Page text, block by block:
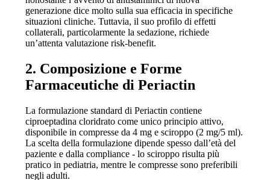
generazione dice molto sulla sua efficacia in specifiche
situazioni cliniche. Tuttavia, il suo profilo di effetti
collaterali, particolarmente la sedazione, richiede
un’attenta valutazione risk-benefit.
2. Composizione e Forme
Farmaceutiche di Periactin
La formulazione standard di Periactin contiene
ciproeptadina cloridrato come unico principio attivo,
disponibile in compresse da 4 mg e sciroppo (2 mg/5 ml).
La scelta della formulazione dipende spesso dall’età del
paziente e dalla compliance - lo sciroppo risulta più
pratico in pediatria, mentre le compresse sono preferibili
negli adulti.